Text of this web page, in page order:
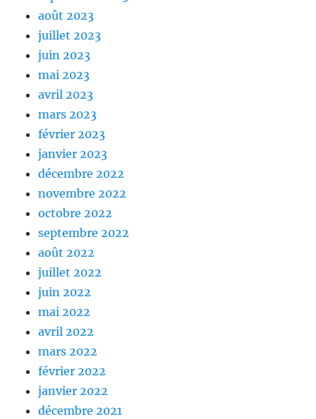
août 2023
juillet 2023
juin 2023
mai 2023
avril 2023
mars 2023
février 2023
janvier 2023
décembre 2022
novembre 2022
octobre 2022
septembre 2022
août 2022
juillet 2022
juin 2022
mai 2022
avril 2022
mars 2022
février 2022
janvier 2022
décembre 2021